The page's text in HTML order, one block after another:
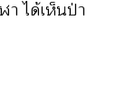
ได้เห็นป่า